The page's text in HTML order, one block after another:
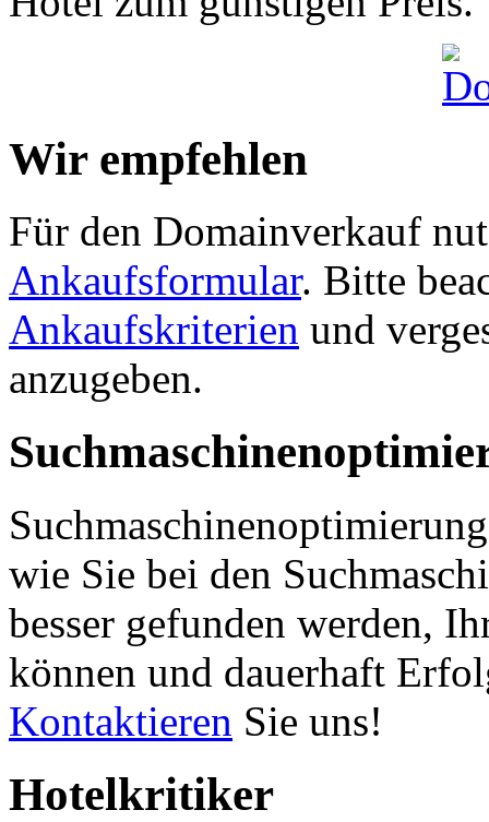
Wir empfehlen
Für den Domainverkauf
Ankaufsformular. Bitte
Ankaufskriterien und
anzugeben.
wie Sie bei den
besser gefunden werden,
können und dauerhaft
Kontaktieren Sie uns!
Hotelkritiker